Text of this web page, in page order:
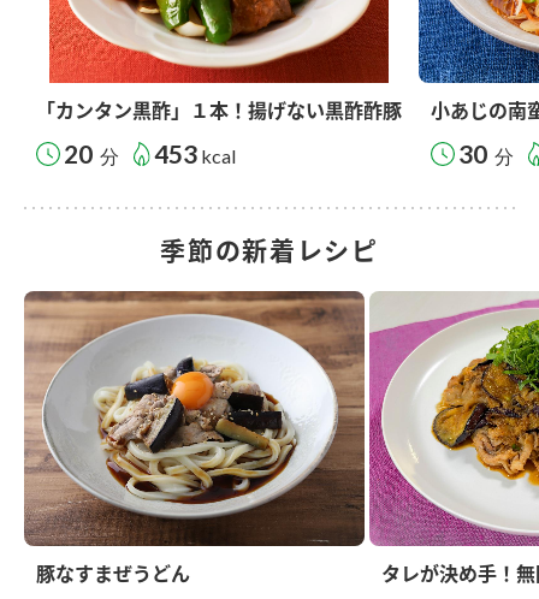
「カンタン黒酢」１本！揚げない黒酢酢豚
20 分 453 kcal
小あじの南
30 分
季節の新着レシピ
豚なすまぜうどん タレが決め手！